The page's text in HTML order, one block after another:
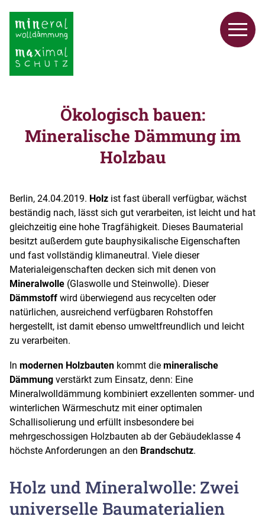
Ökologisch bauen:
Mineralische Dämmung im
Holzbau
Berlin, 24.04.2019. Holz ist fast überall verfügbar, wächst
beständig nach, lässt sich gut verarbeiten, ist leicht und hat
gleichzeitig eine hohe Tragfähigkeit. Dieses Baumaterial
besitzt außerdem gute bauphysikalische Eigenschaften
und fast vollständig klimaneutral. Viele dieser
Materialeigenschaften decken sich mit denen von
Mineralwolle (Glaswolle und Steinwolle). Dieser
Dämmstoff wird überwiegend aus recycelten oder
natürlichen, ausreichend verfügbaren Rohstoffen
hergestellt, ist damit ebenso umweltfreundlich und leicht
zu verarbeiten.
In modernen Holzbauten kommt die mineralische
Dämmung verstärkt zum Einsatz, denn: Eine
Mineralwolldämmung kombiniert exzellenten sommer- und
winterlichen Wärmeschutz mit einer optimalen
Schallisolierung und erfüllt insbesondere bei
mehrgeschossigen Holzbauten ab der Gebäudeklasse 4
höchste Anforderungen an den Brandschutz.
Holz und Mineralwolle: Zwei
universelle Baumaterialien